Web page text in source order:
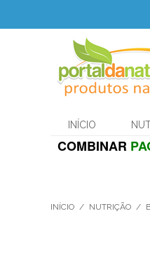
INÍCIO
COMBINAR
INÍCIO / NUTRIÇÃO /